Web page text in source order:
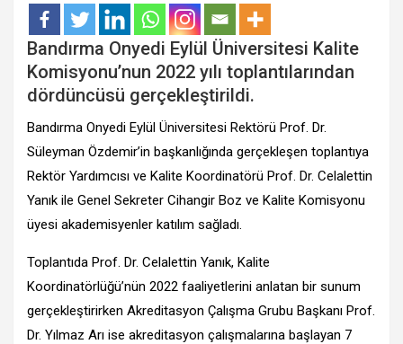
Bandırma Onyedi Eylül Üniversitesi Kalite
Komisyonu’nun 2022 yılı toplantılarından
dördüncüsü gerçekleştirildi.
Bandırma Onyedi Eylül Üniversitesi Rektörü Prof. Dr.
Süleyman Özdemir’in başkanlığında gerçekleşen toplantıya
Rektör Yardımcısı ve Kalite Koordinatörü Prof. Dr. Celalettin
Yanık ile Genel Sekreter Cihangir Boz ve Kalite Komisyonu
üyesi akademisyenler katılım sağladı.
Toplantıda Prof. Dr. Celalettin Yanık, Kalite
Koordinatörlüğü’nün 2022 faaliyetlerini anlatan bir sunum
gerçekleştirirken Akreditasyon Çalışma Grubu Başkanı Prof.
Dr. Yılmaz Arı ise akreditasyon çalışmalarına başlayan 7